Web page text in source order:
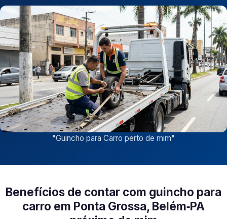
"Guincho para Carro perto de mim"
Benefícios de contar com guincho para
carro em Ponta Grossa, Belém‑PA